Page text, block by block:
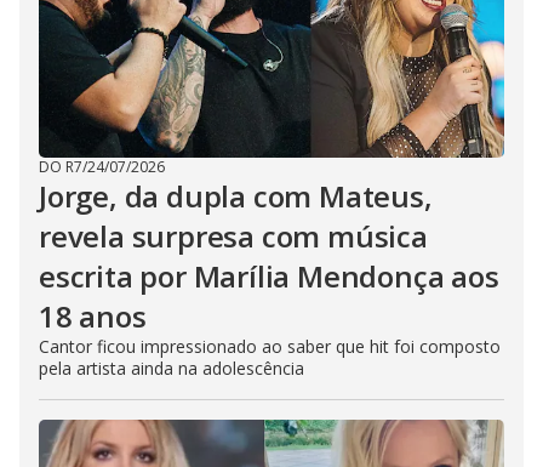
DO R7/24/07/2026
Jorge, da dupla com Mateus,
revela surpresa com música
escrita por Marília Mendonça aos
18 anos
Cantor ficou impressionado ao saber que hit foi composto
pela artista ainda na adolescência